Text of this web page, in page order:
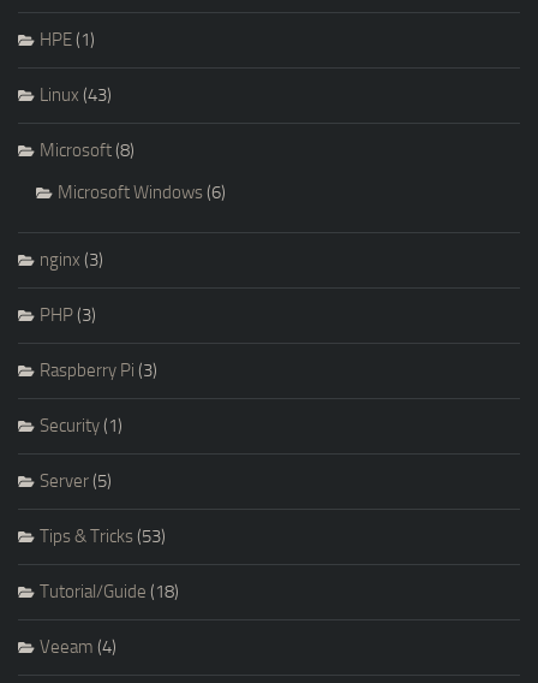
HPE(1)
Linux (43)
Microsoft(8)
Microsoft Windows(6)
nginx (3)
PHP(3)
Raspberry Pi (3)
Security(1)
Server(5)
Tips & Tricks(53)
Tutorial/Guide (18)
Veeam (4)